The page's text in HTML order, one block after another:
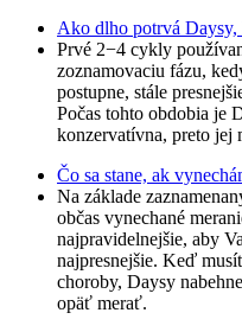
Ako dlho potrvá
Prvé 2−4 cykly
zoznamovaciu fázu,
postupne, stále
Počas tohto obdobia je
konzervatívna, preto jej
Čo sa stane, ak
Na základe
občas vynechané
najpravidelnejšie, aby
najpresnejšie. Keď
choroby, Daysy
opäť merať.